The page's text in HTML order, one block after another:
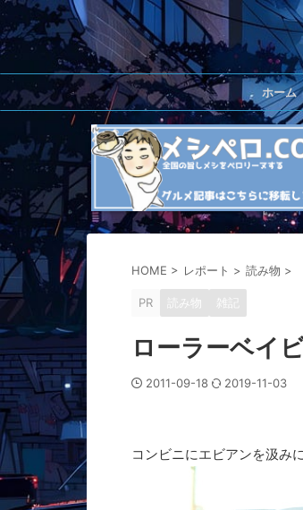
ホーム
HOME > レポート > 読み物 >
PR 読み物 雑記
ローラーベイ
2011-09-18 2019-11-03
コンビニにエビアンを汲み